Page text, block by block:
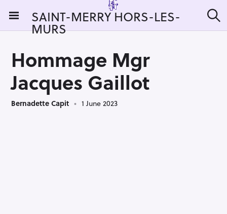
i
SAINT-MERRY HORS-LES-
MURS e
Hommage Mgr
Jacques Gaillot
Bernadette Capit 1 June 2023